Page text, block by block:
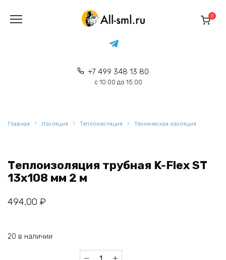
содержанию
+7 499 348 13 80
с 10:00 до 15:00
0
Главная Изоляция Теплоизоляция Техническая изоляция
Теплоизоляция трубная K-Flex ST
13x108 мм 2 м
494,00 ₽
20 в наличии
Количество